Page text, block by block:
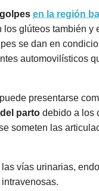
en la región
los glúteos también y
se dan en
automovilísticos
presentarse
parto debido a los
someten las
las vías urinarias,